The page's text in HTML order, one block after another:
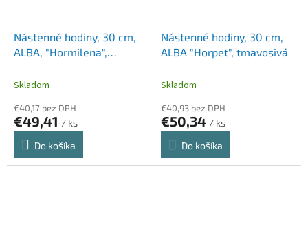
Nástenné hodiny, 30 cm,
ALBA, "Hormilena",
Skladom
€40,17 bez DPH
€49,41 / ks
Do košíka
Nástenné hodiny, 30 cm,
ALBA "Horpet", tmavosivá
Skladom
€40,93 bez DPH
€50,34 / ks
Do košíka